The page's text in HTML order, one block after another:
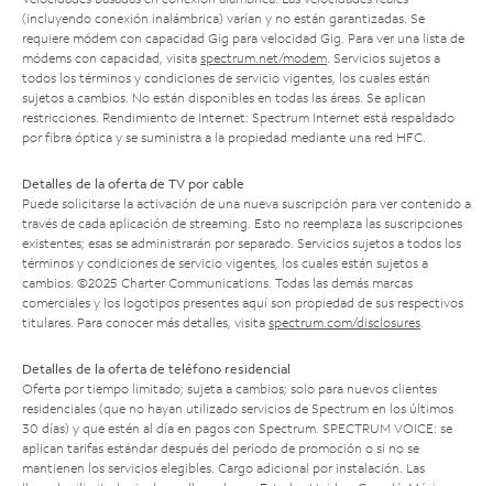
(incluyendo conexión inalámbrica) varían y no están garantizadas. Se
requiere módem con capacidad Gig para velocidad Gig. Para ver una lista de
módems con capacidad, visita spectrum.net/modem . Servicios sujetos a
todos los términos y condiciones de servicio vigentes, los cuales están
sujetos a cambios. No están disponibles en todas las áreas. Se aplican
restricciones. Rendimiento de Internet: Spectrum Internet está respaldado
por fibra óptica y se suministra a la propiedad mediante una red HFC.
Detalles de la oferta de TV por cable
Puede solicitarse la activación de una nueva suscripción para ver contenido a
través de cada aplicación de streaming. Esto no reemplaza las suscripciones
existentes; esas se administrarán por separado. Servicios sujetos a todos los
términos y condiciones de servicio vigentes, los cuales están sujetos a
cambios. ©2025 Charter Communications. Todas las demás marcas
comerciales y los logotipos presentes aquí son propiedad de sus respectivos
titulares. Para conocer más detalles, visita spectrum.com/disclosures
Detalles de la oferta de teléfono residencial
Oferta por tiempo limitado; sujeta a cambios; solo para nuevos clientes
residenciales (que no hayan utilizado servicios de Spectrum en los últimos
30 días) y que estén al día en pagos con Spectrum. SPECTRUM VOICE: se
aplican tarifas estándar después del período de promoción o si no se
mantienen los servicios elegibles. Cargo adicional por instalación. Las